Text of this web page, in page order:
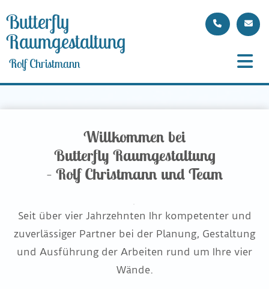
Butterfly
Raumgestaltung
Rolf Christmann
Willkommen bei
Butterfly Raumgestaltung
– Rolf Christmann und Team
Seit über vier Jahrzehnten Ihr kompetenter und
zuverlässiger Partner bei der Planung, Gestaltung
und Ausführung der Arbeiten rund um Ihre vier
Wände.